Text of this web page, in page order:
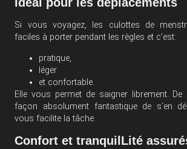
Idéal pour les déplacements
Si vous voyagez, les culottes de
faciles à porter pendant les règles et c’est:
pratique,
léger
et confortable.
Elle vous permet de saigner librement.
façon absolument fantastique de s’en
vous facilite la tâche.
Confort et tranquilLité